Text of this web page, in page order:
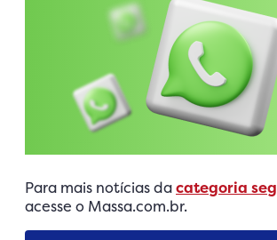
Para mais notícias dacategoria
acesse o Massa.com.br.